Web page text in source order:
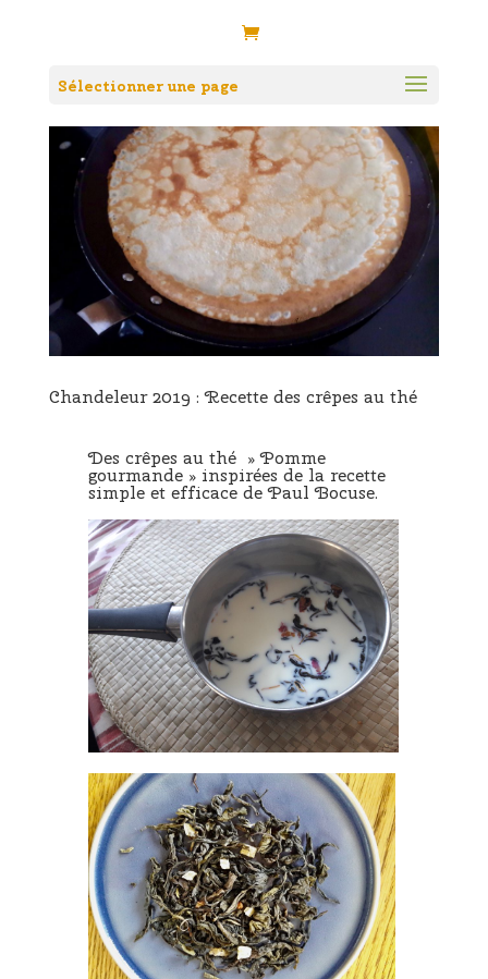
Sélectionner une page
Chandeleur 2019 : Recette des crêpes au thé
Des crêpes au thé »Pomme
gourmande» inspirées de la recette
simple et efficace de Paul Bocuse.